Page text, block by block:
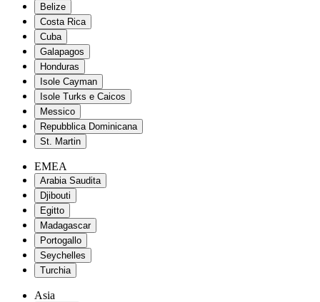
Belize
Costa Rica
Cuba
Galapagos
Honduras
Isole Cayman
Isole Turks e Caicos
Messico
Repubblica Dominicana
St. Martin
EMEA
Arabia Saudita
Djibouti
Egitto
Madagascar
Portogallo
Seychelles
Turchia
Asia